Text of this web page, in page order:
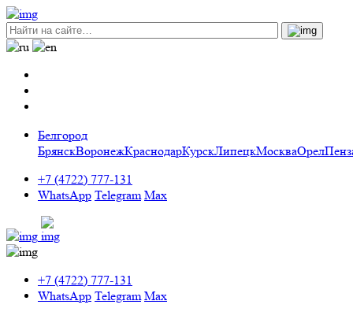
Белгород
БрянскВоронежКраснодарКурскЛипецкМоскваОрел
+7 (4722) 777-131
WhatsApp Telegram Max
+7 (4722) 777-131
WhatsApp Telegram Max